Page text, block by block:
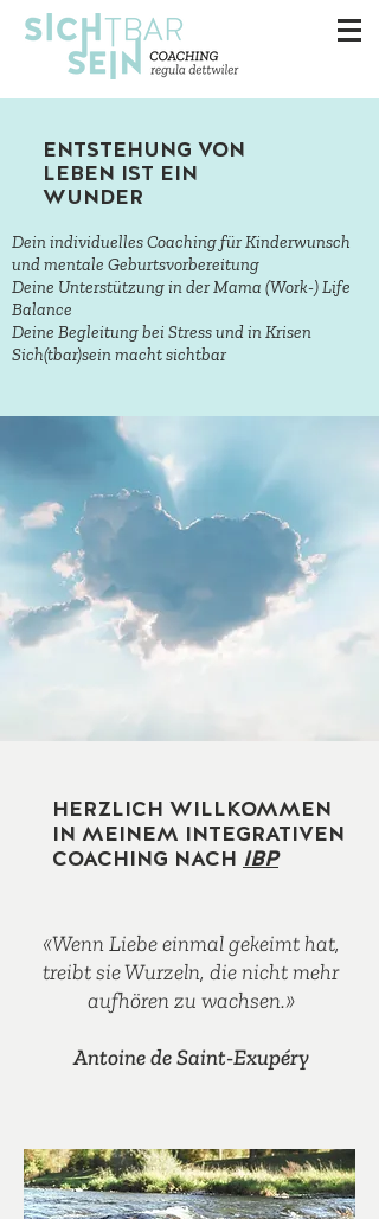
ENTSTEHUNG VON
LEBEN IST EIN
WUNDER
Dein individuelles Coaching für Kinderwunsch
und mentale Geburtsvorbereitung
Deine Unterstützung in der Mama (Work-) Life
Balance
Deine Begleitung bei Stress und in Krisen
Sich(tbar)sein macht sichtbar
HERZLICH WILLKOMMEN
IN MEINEM INTEGRATIVEN
COACHING NACH IBP
«Wenn Liebe einmal gekeimt hat,
treibt sie Wurzeln, die nicht mehr
aufhören zu wachsen.»
Antoine de Saint-Exupéry